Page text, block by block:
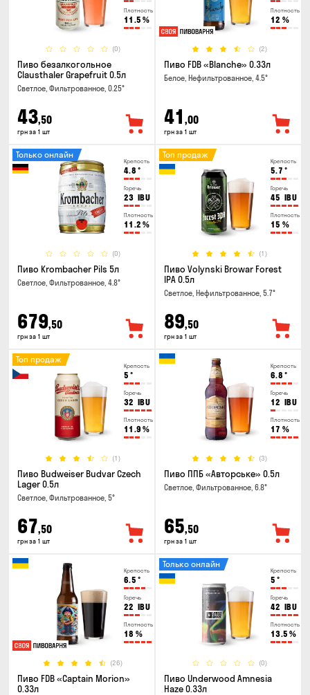
Плотность
11.5 %
(0)
Пиво безалкогольное
Clausthaler Grapefruit 0.5л
Светлое, Фильтрованное, 0.25°
43,50
грн за 1 шт
Плотность
12 %
(2)
Пиво FDB «Blanche» 0.33л
Белое, Нефильтрованное, 4.5°
41 ,00
грн за 1 шт
Крепость
4.8 °
Горечь
23 IBU
Плотность
11.2 %
(0)
Только онлайн
Пиво Krombacher Pils 5л
Светлое, Фильтрованное, 4.8°
679,50
грн за 1 шт
Крепость
5.7 °
Горечь
45 IBU
Плотность
15 %
(1)
Топ продаж
Пиво Volynski Browar Forest
IPA 0.5л
Светлое, Нефильтрованное, 5.7°
89,50
грн за 1 шт
Крепость
5 °
Горечь
32 IBU
Плотность
11.9 %
(1)
Топ продаж
Пиво Budweiser Budvar Czech
Lager 0.5л
Светлое, Фильтрованное, 5°
67,50
грн за 1 шт
Крепость
6.8 °
Горечь
12 IBU
Плотность
17 %
(3)
Пиво ППБ «Авторське» 0.5л
Светлое, Фильтрованное, 6.8°
65,50
грн за 1 шт
Крепость
6.5 °
Горечь
22 IBU
Плотность
18 %
(26)
Пиво FDB «Captain Morion»
0.33л
Крепость
5 °
Горечь
42 IBU
Плотность
13.5 %
(0)
Только онлайн
Пиво Underwood Amnesia
Haze 0.33л